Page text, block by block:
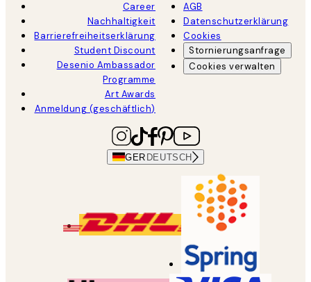
Career
Nachhaltigkeit
Barrierefreiheitserklärung
Student Discount
Desenio Ambassador
Programme
Art Awards
Anmeldung (geschäftlich)
AGB
Datenschutzerklärung
Cookies
Stornierungsanfrage
Cookies verwalten
GER DEUTSCH